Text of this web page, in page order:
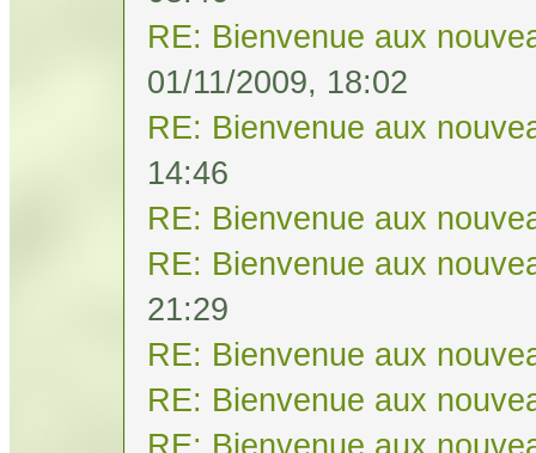
RE: Bienvenue aux
01/11/2009, 18:02
RE: Bienvenue aux
14:46
RE: Bienvenue aux
RE: Bienvenue aux
21:29
RE: Bienvenue aux
RE: Bienvenue aux
RE: Bienvenue aux